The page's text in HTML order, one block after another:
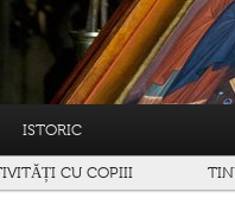
ISTORIC
CU COPIII